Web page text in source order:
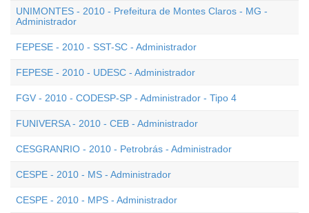
UNIMONTES - 2010 - Prefeitura de Montes Claros - MG -
Administrador
FEPESE - 2010 - SST-SC - Administrador
FEPESE - 2010 - UDESC - Administrador
FGV - 2010 - CODESP-SP - Administrador - Tipo 4
FUNIVERSA - 2010 - CEB - Administrador
CESGRANRIO - 2010 - Petrobrás - Administrador
CESPE - 2010 - MS - Administrador
CESPE - 2010 - MPS - Administrador